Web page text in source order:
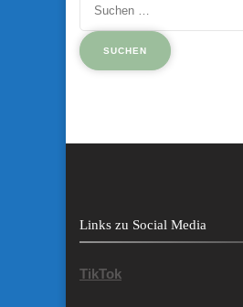
nach:
Links zu Social Media
TikTok